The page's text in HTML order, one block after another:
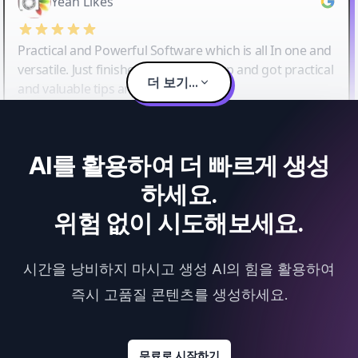
Practical and Powerful Software which is all In one and
versatile. Just finished their workshop and got practical
and valuable tips and tricks.
더 보기...
AI를 활용하여 더 빠르게 생성
하세요.
위험 없이 시도해보세요.
시간을 낭비하지 마시고 생성 AI의 힘을 활용하여
즉시 고품질 콘텐츠를 생성하세요.